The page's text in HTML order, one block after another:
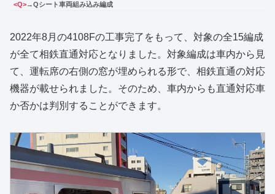
<Q>→Qシート車両組み込み編成
2022年8月の4108Fの工事完了をもって、対象の全15編成
が全て相鉄直通対応となりました。対象編成は車内から見
て、運転席の右側の窓が埋められる形で、相鉄直通の対応
機器が載せられました。そのため、車内からも直通対応車
か否かは判別することができます。